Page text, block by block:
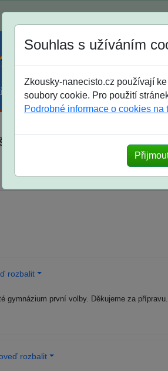
8. třída 9. třída střední
na SŠ? Vaše ohlasy po
Souhlas s užíváním
Zkousky-nanecisto.cz používají
soubory cookie. Pro použití
Podrobné informace o cookies na
rozbalit
gymnázium první volby. Děkujeme za přípravu.
rozbalit